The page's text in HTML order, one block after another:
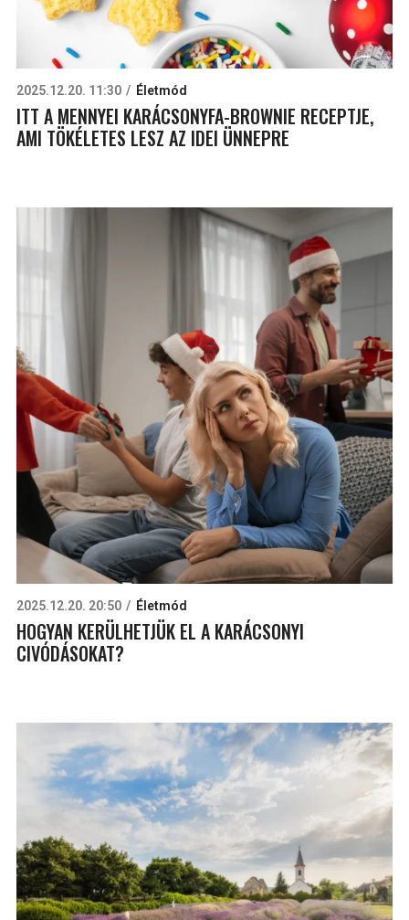
2025.12.20. 11:30 Életmód
ITT A MENNYEI KARÁCSONYFA-BROWNIE RECEPTJE,
AMI TÖKÉLETES LESZ AZ IDEI ÜNNEPRE
2025.12.20. 20:50 Életmód
HOGYAN KERÜLHETJÜK EL A KARÁCSONYI
CIVÓDÁSOKAT?